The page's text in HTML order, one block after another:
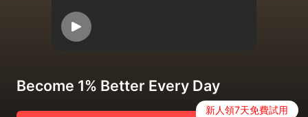
Become 1% Better Every Day
新人領7天免費試用